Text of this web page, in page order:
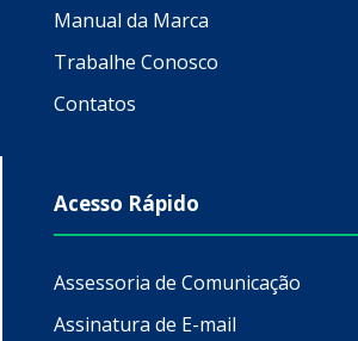
Manual da Marca
Trabalhe Conosco
Contatos
Acesso Rápido
Assessoria de Comunicação
Assinatura de E-mail